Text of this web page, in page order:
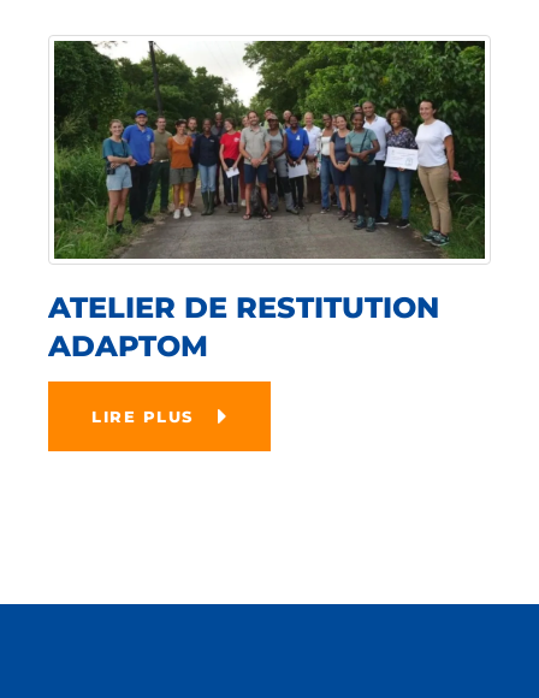
ATELIER DE RESTITUTION
ADAPTOM
LIRE PLUS